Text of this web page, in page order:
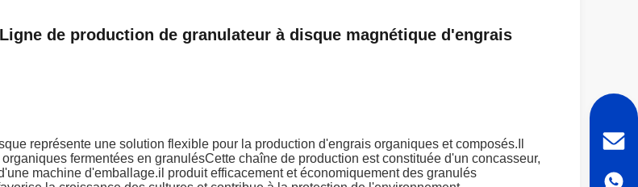
de production de granulateur à disque magnétique d'engrais
représente une solution flexible pour la production d'engrais organiques et composés.Il
fermentées en granulésCette chaîne de production est constituée d'un concasseur,
machine d'emballage.il produit efficacement et économiquement des granulés